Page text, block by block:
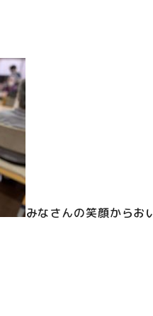
みなさんの笑顔からお